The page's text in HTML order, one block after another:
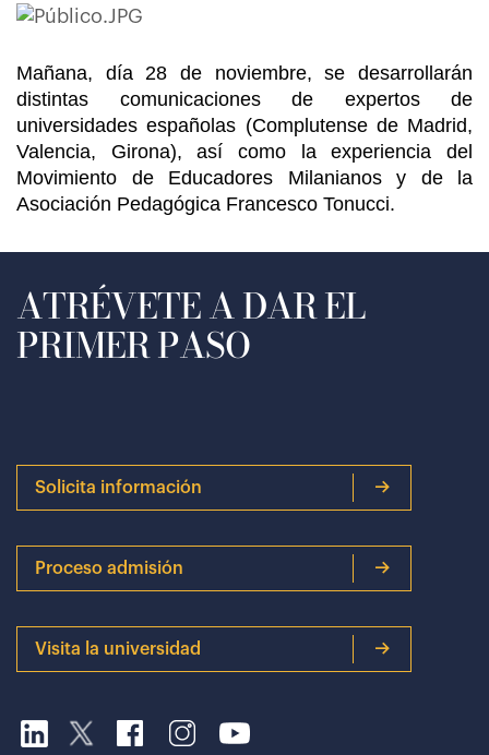
Mañana, día 28 de noviembre, se desarrollarán
distintas comunicaciones de expertos de
universidades españolas (Complutense de Madrid,
Valencia, Girona), así como la experiencia del
Movimiento de Educadores Milanianos y de la
Asociación Pedagógica Francesco Tonucci.
ATRÉVETE A DAR EL
PRIMER PASO
Solicita información
Proceso admisión
Visita la universidad